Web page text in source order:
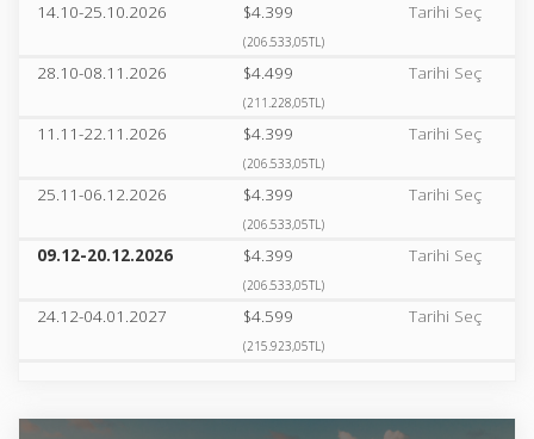
14.10-25.10.2026 $4.399
(206.533,05TL)
Tarihi Seç
28.10-08.11.2026 $4.499
(211.228,05TL)
Tarihi Seç
11.11-22.11.2026 $4.399
(206.533,05TL)
Tarihi Seç
25.11-06.12.2026 $4.399
(206.533,05TL)
Tarihi Seç
09.12-20.12.2026 $4.399
(206.533,05TL)
Tarihi Seç
24.12-04.01.2027 $4.599
(215.923,05TL)
Tarihi Seç